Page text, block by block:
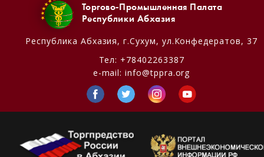
Торгово-Промышленная Палата
Республики Абхазия
Республика Абхазия, г.Сухум, ул.Конфедератов, 37
Тел: +78402263387
e-mail:info@tppra.org